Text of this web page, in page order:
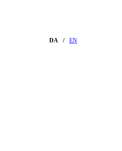
DA EN